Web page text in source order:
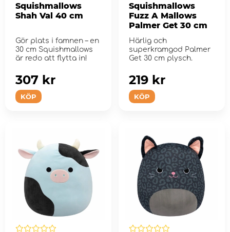
Squishmallows
Shah Val 40 cm
Gör plats i famnen – en
30 cm Squishmallows
är redo att flytta in!
KÖP
307 kr
Squishmallows
Fuzz A Mallows
Palmer Get 30 cm
Härlig och
superkramgod Palmer
Get 30 cm plysch.
KÖP
219 kr